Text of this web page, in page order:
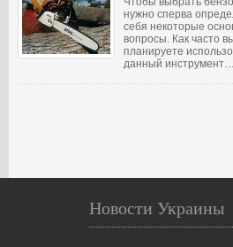
нужно сперва
себя некоторые
вопросы. Как часто
планируете
данный инструмент…
Новости Украины